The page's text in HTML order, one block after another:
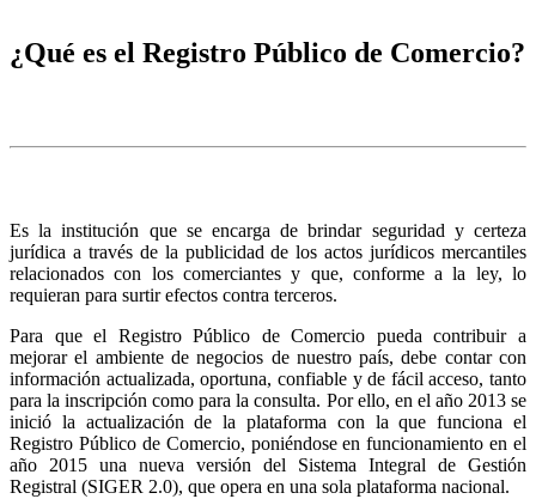
¿Qué es el Registro Público de Comercio?
Es la institución que se encarga de brindar seguridad y certeza
jurídica a través de la publicidad de los actos jurídicos mercantiles
relacionados con los comerciantes y que, conforme a la ley, lo
requieran para surtir efectos contra terceros.
Para que el Registro Público de Comercio pueda contribuir a
mejorar el ambiente de negocios de nuestro país, debe contar con
información actualizada, oportuna, confiable y de fácil acceso, tanto
para la inscripción como para la consulta. Por ello, en el año 2013 se
inició la actualización de la plataforma con la que funciona el
Registro Público de Comercio, poniéndose en funcionamiento en el
año 2015 una nueva versión del Sistema Integral de Gestión
Registral (SIGER 2.0), que opera en una sola plataforma nacional.